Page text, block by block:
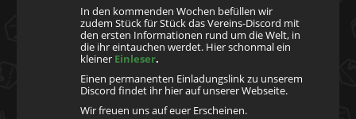
In den kommenden Wochen befüllen wir
zudem Stück für Stück das Vereins-Discord mit
den ersten Informationen rund um die Welt, in
die ihr eintauchen werdet. Hier schonmal ein
kleiner Einleser.
Einen permanenten Einladungslink zu unserem
Discord findet ihr hier auf unserer Webseite.
Wir freuen uns auf euer Erscheinen.